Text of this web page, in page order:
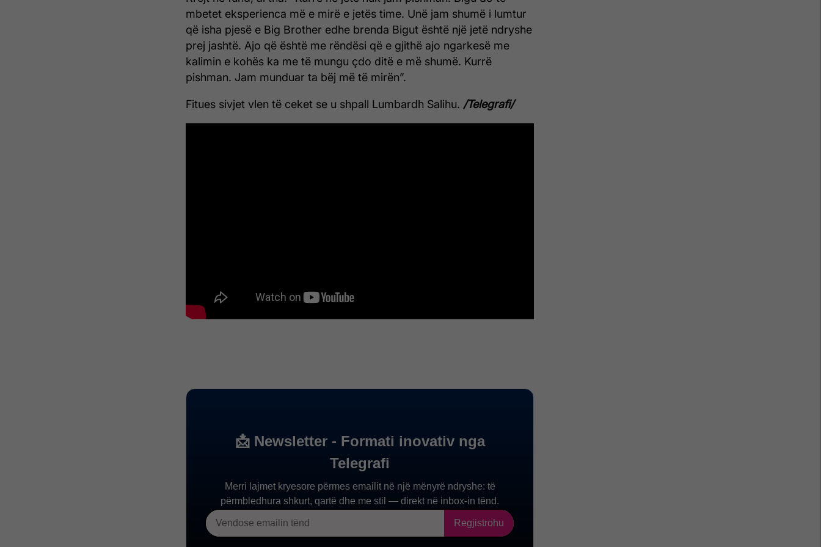
mbetet eksperienca më e mirë e jetës time. Unë jam shumë i lumtur
që isha pjesë e Big Brother edhe brenda Bigut është një jetë ndryshe
prej jashtë. Ajo që është me rëndësi që e gjithë ajo ngarkesë me
kalimin e kohës ka me të mungu çdo ditë e më shumë. Kurrë
pishman. Jam munduar ta bëj më të mirën”.
Fitues sivjet vlen të ceket se u shpall Lumbardh Salihu. /Telegrafi/